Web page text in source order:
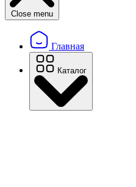
Close menu
Главная
Каталог